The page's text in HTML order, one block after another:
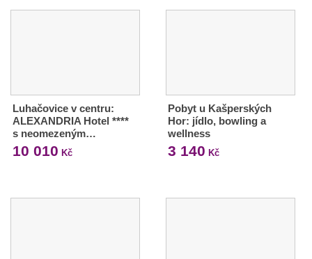
Luhačovice v centru:
ALEXANDRIA Hotel ****
s neomezeným…
10 010 Kč
Pobyt u Kašperských
Hor: jídlo, bowling a
wellness
3 140 Kč